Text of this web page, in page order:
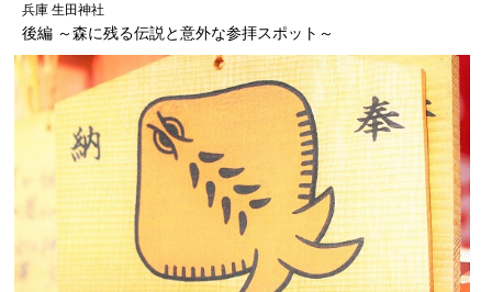
兵庫 生田神社
後編 ～森に残る伝説と意外な参拝スポット～